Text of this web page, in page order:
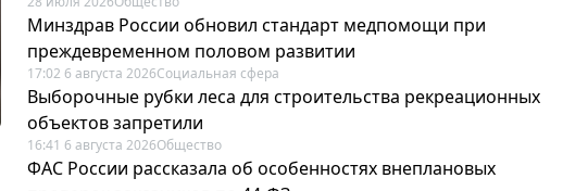
Минздрав России обновил стандарт медпомощи при
преждевременном половом развитии
17:02 6 августа 2026Социальная сфера
Выборочные рубки леса для строительства рекреационных
объектов запретили
16:41 6 августа 2026Общество
ФАС России рассказала об особенностях внеплановых